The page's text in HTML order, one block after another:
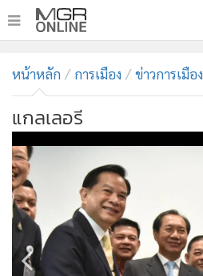
ทันเหตุการณ์
• ภาคใต้
• ภูมิภาค
• Online Section
• บันเทิง
• ผู้จัดการรายวัน
• คอลัมนิสต์
ละคร
หน้าหลัก การเมือง ข่าวการเมือง
แกลเลอรี